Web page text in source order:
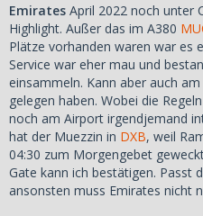
Emirates April 2022 noch unter
Highlight. Außer das im A380
Plätze vorhanden waren war es
Service war eher mau und
einsammeln. Kann aber auch
gelegen haben. Wobei die
noch am Airport irgendjemand
hat der Muezzin in DXB, weil
04:30 zum Morgengebet
Gate kann ich bestätigen. Passt
ansonsten muss Emirates nicht